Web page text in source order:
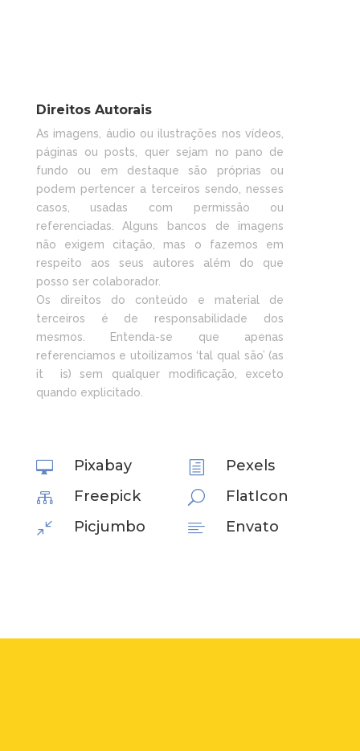
Direitos Autorais
As imagens, áudio ou ilustrações nos vídeos,
páginas ou posts, quer sejam no pano de
fundo ou em destaque são próprias ou
podem pertencer a terceiros sendo, nesses
casos, usadas com permissão ou
referenciadas. Alguns bancos de imagens
não exigem citação, mas o fazemos em
respeito aos seus autores além do que
posso ser colaborador.
Os direitos do conteúdo e material de
terceiros é de responsabilidade dos
mesmos. Entenda-se que apenas
referenciamos e utoilizamos ‘tal qual são’ (as
it is) sem qualquer modificação, exceto
quando explicitado.
 Pixabay
 Freepick
/ Picjumbo
h Pexels
U FlatIcon
 Envato